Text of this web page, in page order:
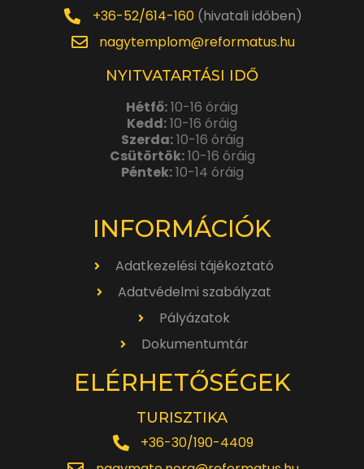
+36-52/614-160(hivatali időben)
nagytemplom@reformatus.hu
NYITVATARTÁSI IDŐ
Hétfő:10-16 óráig
Kedd:10-16 óráig
Szerda:10-16 óráig
Csütörtök:10-16 óráig
Péntek:10-14 óráig
INFORMÁCIÓK
Adatkezelési tájékoztató
Adatvédelmi szabályzat
Pályázatok
Dokumentumtár
ELÉRHETŐSÉGEK
TURISZTIKA
+36-30/190-4409